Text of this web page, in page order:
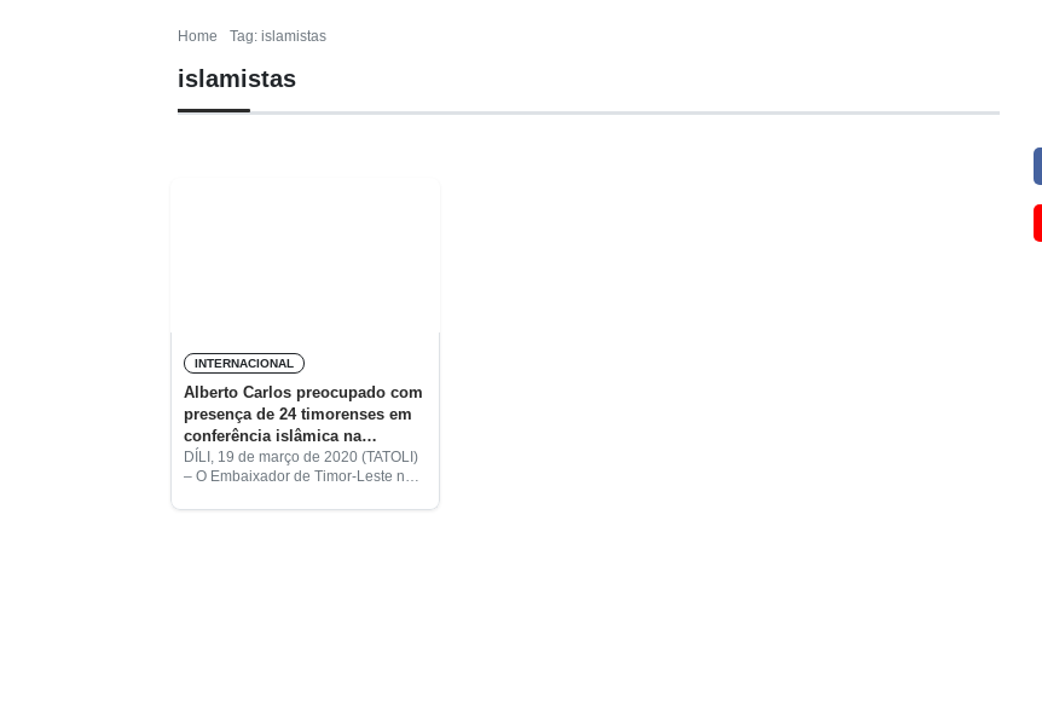
Home Tag: islamistas
islamistas
INTERNACIONAL
Alberto Carlos preocupado com
presença de 24 timorenses em
conferência islâmica na
Indonésia
DÍLI, 19 de março de 2020 (TATOLI)
– O Embaixador de Timor-Leste na